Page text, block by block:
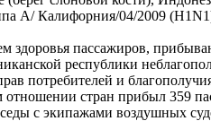
A/ Калифорния/04/2009
здоровья пассажиров,
республики
потребителей и
стран прибыл 359
с экипажами воздушных